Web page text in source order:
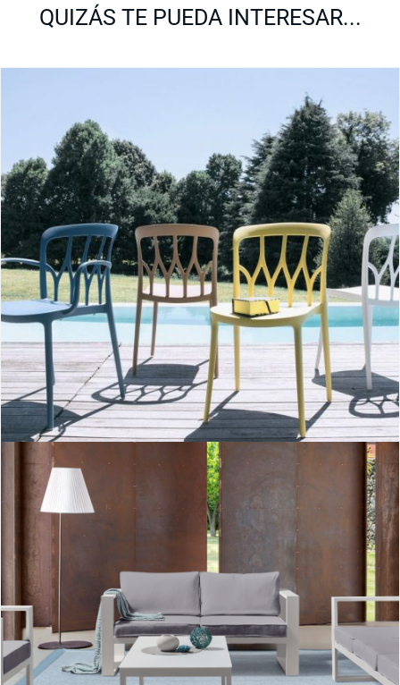
QUIZÁS TE PUEDA INTERESAR...
Galaxy